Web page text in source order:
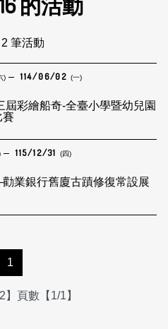
筆活動
) 114/06/02 (一)
屆彩繪船奇-全臺小學暨幼兒園
賽
115/12/31 (四)
業銀行舊廈古蹟修復常設展
1
頁數【1/1】